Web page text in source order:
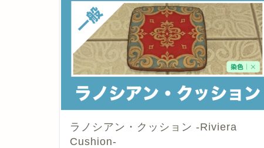
ラノシアン・クッション -Riviera
Cushion-